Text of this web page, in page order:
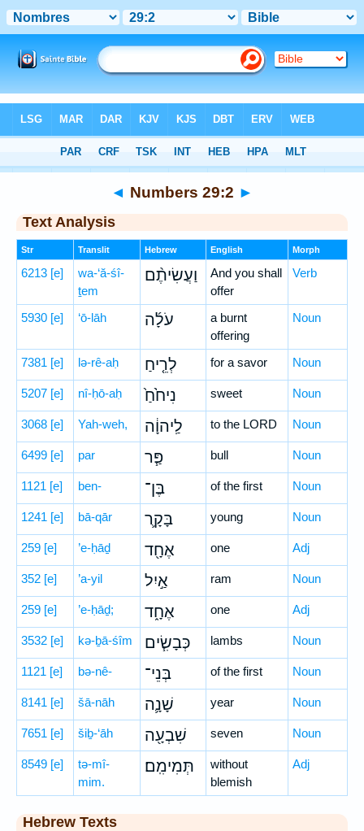
> Numbers 29:2
◄ Numbers 29:2 ►
Text Analysis
Str Translit Hebrew English Morph
6213 [e]
wa-‘ă-śî-
ṯem
וַעֲשִׂיתֶ֨ם
And you shall
offer
Verb
5930 [e] ‘ō-lāh עֹלָ֜ה
a burnt
offering
Noun
7381 [e] lə-rê-aḥ לְרֵ֤יחַ for a savor Noun
5207 [e] nî-ḥō-aḥ נִיחֹ֙חַ֙ sweet Noun
3068 [e] Yah-weh, לַֽיהוָ֔ה to the LORD Noun
6499 [e] par פַּ֧ר bull Noun
1121 [e] ben- בֶּן־ of the first Noun
1241 [e] bā-qār בָּקָ֛ר young Noun
259 [e] ’e-ḥāḏ אֶחָ֖ד one Adj
352 [e] ’a-yil אַ֣יִל ram Noun
259 [e] ’e-ḥāḏ; אֶחָ֑ד one Adj
3532 [e] kə-ḇā-śîm כְּבָשִׂ֧ים lambs Noun
1121 [e] bə-nê- בְּנֵי־ of the first Noun
8141 [e] šā-nāh שָׁנָ֛ה year Noun
7651 [e] šiḇ-‘āh שִׁבְעָ֖ה seven Noun
8549 [e]
tə-mî-
mim.
תְּמִימִֽם׃
without
blemish
Adj
Hebrew Texts